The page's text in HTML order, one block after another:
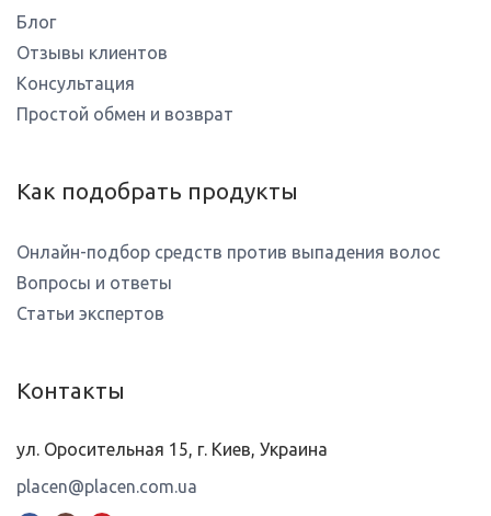
Блог
Отзывы клиентов
Консультация
Простой обмен и возврат
Как подобрать продукты
Онлайн-подбор средств против выпадения волос
Вопросы и ответы
Статьи экспертов
Контакты
ул. Оросительная 15, г. Киев, Украина
placen@placen.com.ua